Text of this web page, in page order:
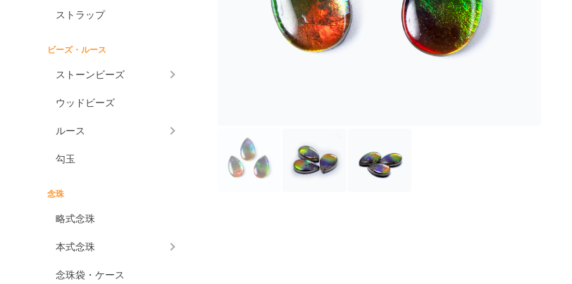
ストラップ
ビーズ・ルース
ストーンビーズ
ウッドビーズ
ルース
勾玉
念珠
略式念珠
本式念珠
念珠袋・ケース